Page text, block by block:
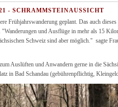
- SCHRAMMSTEINAUSSICHT
Frühjahrswanderung geplant. Das auch dieses
und Ausflüge in mehr als 15
Schweiz sind aber möglich." sagte
Auslüften und Anwandern gerne in die
in Bad Schandau (gebührenpflichtig,